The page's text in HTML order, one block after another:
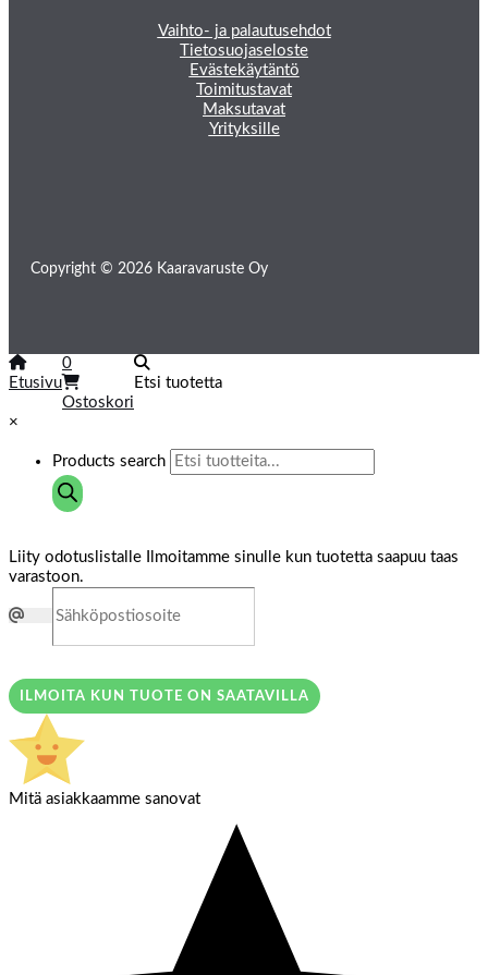
Vaihto- ja palautusehdot
Tietosuojaseloste
Evästekäytäntö
Toimitustavat
Maksutavat
Yrityksille
Copyright © 2026 Kaaravaruste Oy
Etusivu
0
Ostoskori
Etsi tuotetta
×
Products search
Liity odotuslistalle
Ilmoitamme sinulle kun tuotetta saapuu taas
varastoon.
ILMOITA KUN TUOTE ON SAATAVILLA
Mitä asiakkaamme sanovat